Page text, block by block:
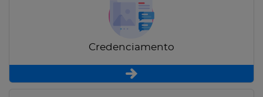
Credenciamento